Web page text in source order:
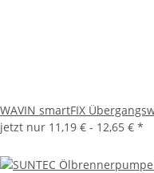
WAVIN smartFIX
jetzt nur 11,19 € - 12,65 € *